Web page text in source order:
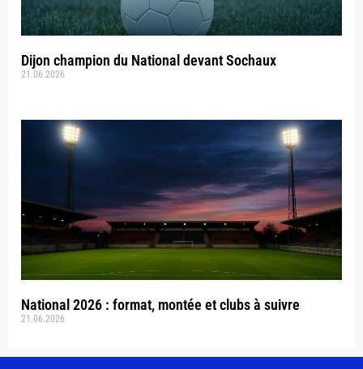
Dijon champion du National devant Sochaux
21.06.2026
National 2026 : format, montée et clubs à suivre
21.06.2026